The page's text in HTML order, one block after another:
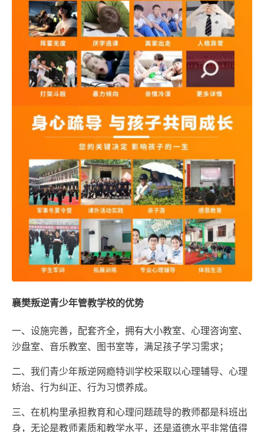
襄樊叛逆青少年管教学校的优势
一、设施完善，配套齐全，拥有大小教室、心理咨询室、
沙盘室、音乐教室、图书室等，满足孩子学习需求；
二、我们青少年叛逆网瘾特训学校采取以心理辅导、心理
矫治、行为纠正、行为习惯养成。
三、在机构里承担教育和心理问题疏导的教师都是科班出
身，无论是教师素质和教学水平，还是道德水平非常值得